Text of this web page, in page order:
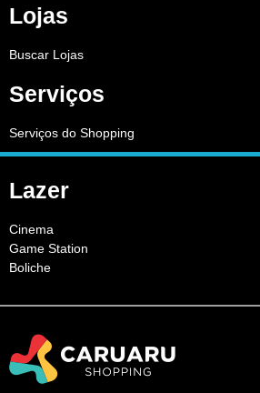
Lojas
Buscar Lojas
Serviços
Serviços do Shopping
Lazer
Cinema
Game Station
Boliche